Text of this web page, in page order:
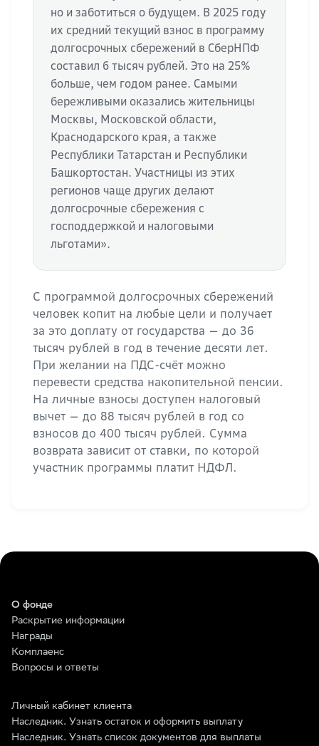
но и заботиться о будущем. В 2025 году
их средний текущий взнос в программу
долгосрочных сбережений в СберНПФ
составил 6 тысяч рублей. Это на 25%
больше, чем годом ранее. Самыми
бережливыми оказались жительницы
Москвы, Московской области,
Краснодарского края, а также
Республики Татарстан и Республики
Башкортостан. Участницы из этих
регионов чаще других делают
долгосрочные сбережения с
господдержкой и налоговыми
льготами».
С программой долгосрочных сбережений
человек копит на любые цели и получает
за это доплату от государства — до 36
тысяч рублей в год в течение десяти лет.
При желании на ПДС-счёт можно
перевести средства накопительной пенсии.
На личные взносы доступен налоговый
вычет — до 88 тысяч рублей в год со
взносов до 400 тысяч рублей. Сумма
возврата зависит от ставки, по которой
участник программы платит НДФЛ.
О фонде
Раскрытие информации
Награды
Комплаенс
Вопросы и ответы
Личный кабинет клиента
Наследник. Узнать остаток и оформить выплату
Наследник. Узнать список документов для выплаты